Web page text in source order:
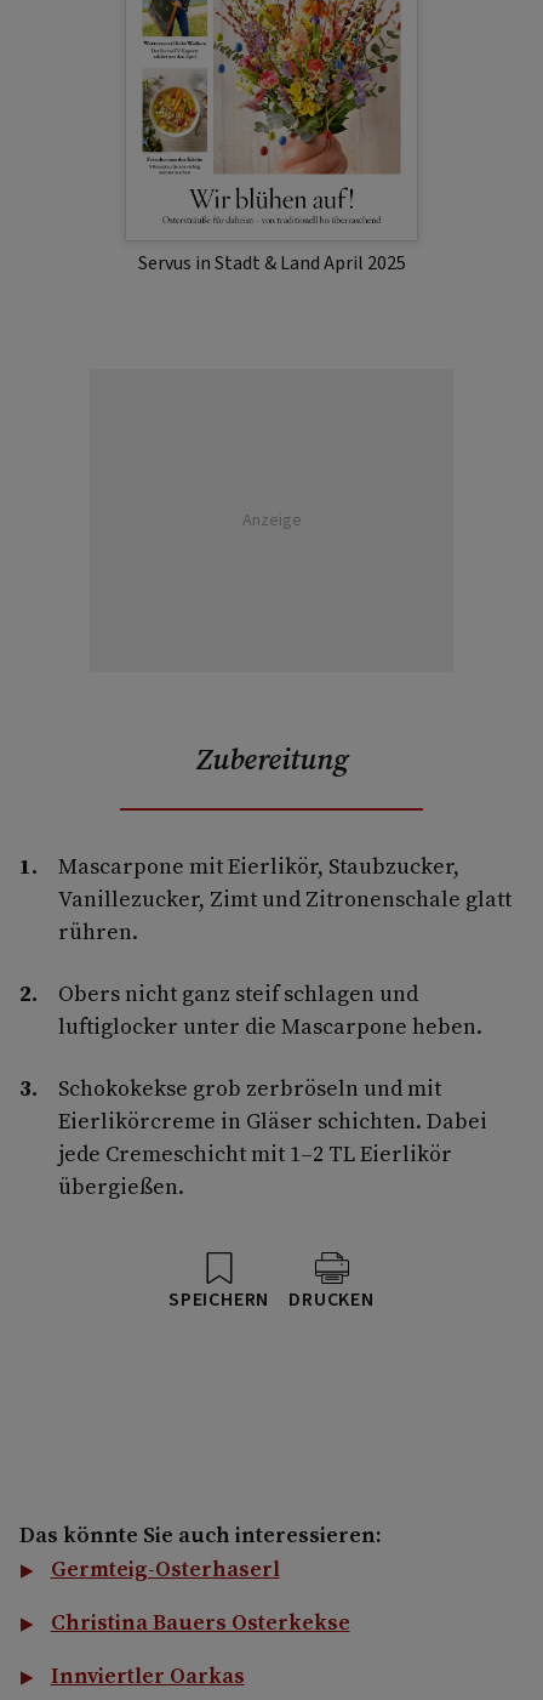
Servus in Stadt & Land April 2025
Anzeige
Zubereitung
Mascarpone mit Eierlikör, Staubzucker,
Vanillezucker, Zimt und Zitronenschale glatt
rühren.
Obers nicht ganz steif schlagen und
luftiglocker unter die Mascarpone heben.
Schokokekse grob zerbröseln und mit
Eierlikörcreme in Gläser schichten. Dabei
jede Cremeschicht mit 1–2 TL Eierlikör
übergießen.
SPEICHERN DRUCKEN
Das könnte Sie auch interessieren:
Germteig-Osterhaserl
Christina Bauers Osterkekse
Innviertler Oarkas